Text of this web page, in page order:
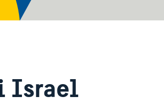
Israel